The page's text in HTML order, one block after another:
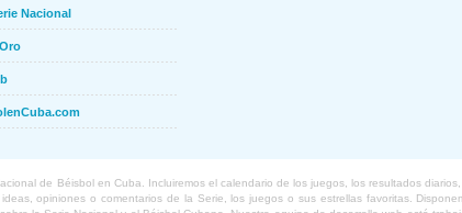
Nacional
de Béisbol en Cuba. Incluiremos el calendario de los juegos, los resultados
opiniones o comentarios de la Serie, los juegos o sus estrellas favoritas.